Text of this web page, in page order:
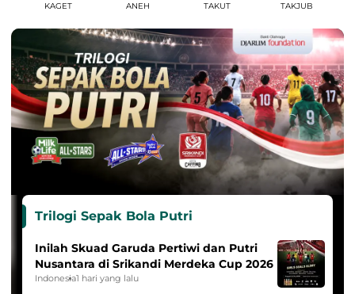
KAGET ANEH TAKUT TAKJUB
Trilogi Sepak Bola Putri
Inilah Skuad Garuda Pertiwi dan Putri
Nusantara di Srikandi Merdeka Cup 2026
Indonesia1 hari yang lalu